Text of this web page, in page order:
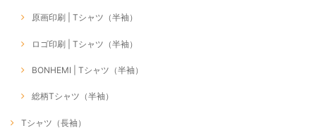
原画印刷 | Tシャツ（半袖）
ロゴ印刷 | Tシャツ（半袖）
BONHEMI | Tシャツ（半袖）
総柄Tシャツ（半袖）
Tシャツ（長袖）